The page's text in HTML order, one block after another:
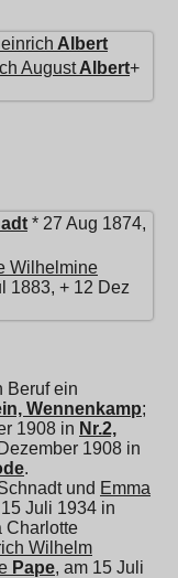
Albert
August Albert+
* 27 Aug 1874,
Wilhelmine
1883, + 12 Dez
Beruf ein
Wennenkamp;
1908 in Nr.2,
1908 in
.
und Emma
Juli 1934 in
Charlotte
Wilhelm
Pape, am 15 Juli